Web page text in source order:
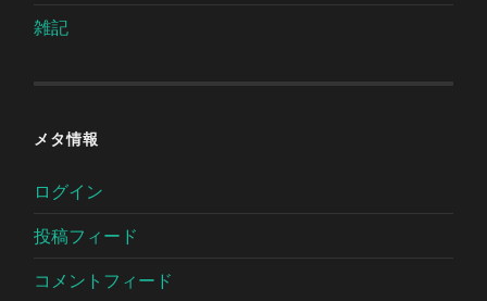
雑記
メタ情報
ログイン
投稿フィード
コメントフィード